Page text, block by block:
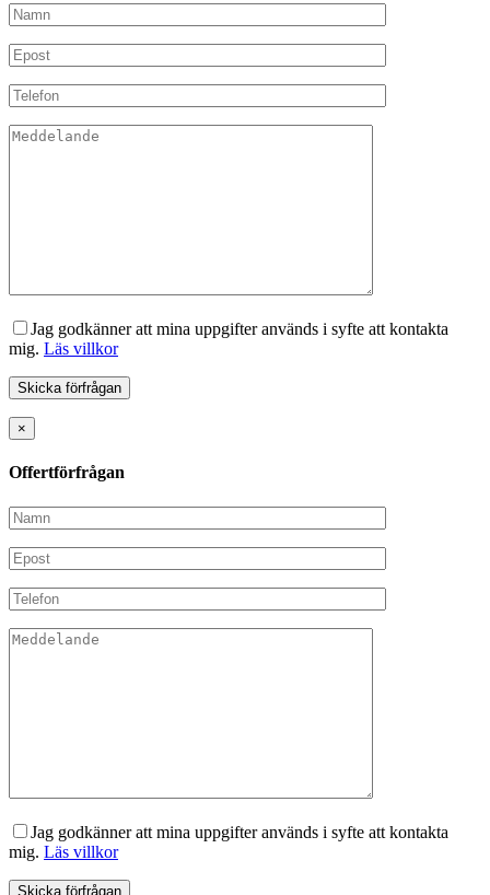
Jag godkänner att mina uppgifter används i syfte att kontakta
mig. Läs villkor
×
Offertförfrågan
Jag godkänner att mina uppgifter används i syfte att kontakta
mig. Läs villkor